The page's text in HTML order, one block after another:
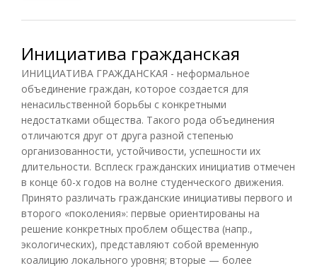
Инициатива гражданская
ИНИЦИАТИВА ГРАЖДАНСКАЯ - неформальное
объединение граждан, которое создается для
ненасильственной борьбы с конкретными
недостатками общества. Такого рода объединения
отличаются друг от друга разной степенью
организованности, устойчивости, успешности их
длительности. Всплеск гражданских инициатив отмечен
в конце 60-х годов на волне студенческого движения.
Принято различать гражданские инициативы первого и
второго «поколения»: первые ориентированы на
решение конкретных проблем общества (напр.,
экологических), представляют собой временную
коалицию локального уровня; вторые — более